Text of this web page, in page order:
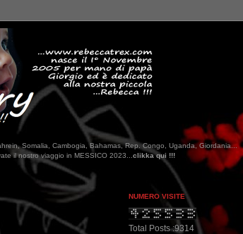
Somalia, Cambogia, Bahamas, Rep. Congo, Uganda, Giordania...
2023...clikka qui !!!
NUMERO VISITE
Total Posts :9314